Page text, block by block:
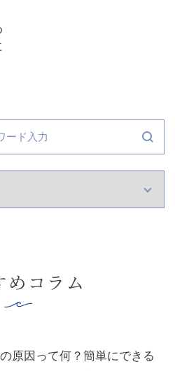
めコラム
原因って何？簡単にできる